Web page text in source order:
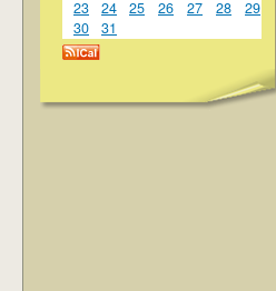
23
24 25 26 27 28
29
30
31